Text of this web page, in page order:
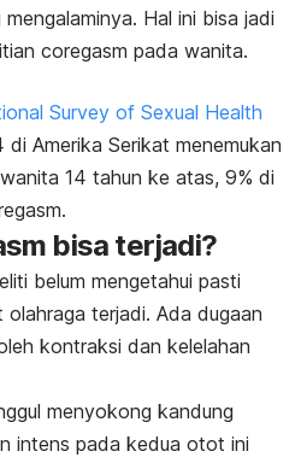
Hal ini bisa jadi
coregasm pada wanita.
Survey of Sexual Health
di Amerika Serikat menemukan
14 tahun ke atas, 9% di
.
bisa terjadi?
belum mengetahui pasti
olahraga terjadi. Ada dugaan
kontraksi dan kelelahan
menyokong kandung
intens pada kedua otot ini